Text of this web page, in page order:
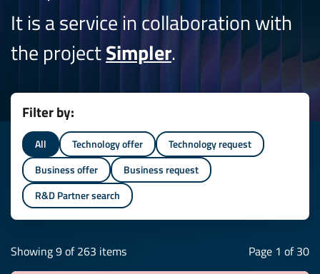
It is a service in collaboration with
the projectSimpler.
Filter by:
All Technology offer
Technology request
Business offer
Business request
R&D Partner search
Showing 9 of 263 items Page 1 of 30